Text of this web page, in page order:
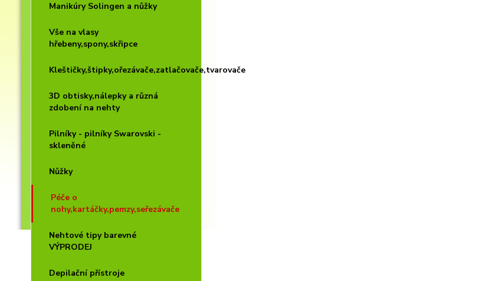
Manikúry Solingen a nůžky
Vše na vlasy
hřebeny,spony,skřipce
Kleštičky,štipky,ořezávače,zatlačovače,tvarovače
3D obtisky,nálepky a různá
zdobení na nehty
Pilníky - pilníky Swarovski -
skleněné
Nůžky
Péče o
nohy,kartáčky,pemzy,seřezávače
Nehtové tipy barevné
VÝPRODEJ
Depilační přístroje